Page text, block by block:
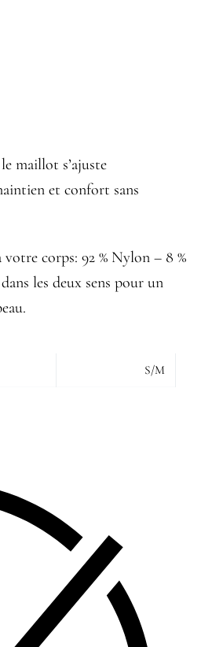
maillot s’ajuste
et confort sans
corps: 92 % Nylon – 8 %
les deux sens pour un
S/M